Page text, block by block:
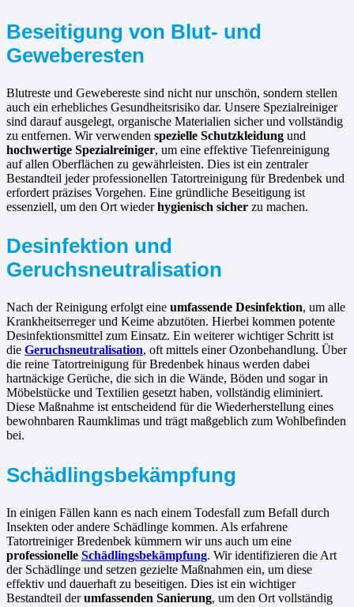
Beseitigung von Blut- und
Geweberesten
Blutreste und Gewebereste sind nicht nur unschön, sondern stellen
auch ein erhebliches Gesundheitsrisiko dar. Unsere Spezialreiniger
sind darauf ausgelegt, organische Materialien sicher und vollständig
zu entfernen. Wir verwenden spezielle Schutzkleidung und
hochwertige Spezialreiniger, um eine effektive Tiefenreinigung
auf allen Oberflächen zu gewährleisten. Dies ist ein zentraler
Bestandteil jeder professionellen Tatortreinigung für Bredenbek und
erfordert präzises Vorgehen. Eine gründliche Beseitigung ist
essenziell, um den Ort wiederhygienisch sicher zu machen.
Desinfektion und
Geruchsneutralisation
Nach der Reinigung erfolgt eine umfassende Desinfektion, um alle
Krankheitserreger und Keime abzutöten. Hierbei kommen potente
Desinfektionsmittel zum Einsatz. Ein weiterer wichtiger Schritt ist
die Geruchsneutralisation, oft mittels einer Ozonbehandlung. Über
die reine Tatortreinigung für Bredenbek hinaus werden dabei
hartnäckige Gerüche, die sich in die Wände, Böden und sogar in
Möbelstücke und Textilien gesetzt haben, vollständig eliminiert.
Diese Maßnahme ist entscheidend für die Wiederherstellung eines
bewohnbaren Raumklimas und trägt maßgeblich zum Wohlbefinden
bei.
Schädlingsbekämpfung
In einigen Fällen kann es nach einem Todesfall zum Befall durch
Insekten oder andere Schädlinge kommen. Als erfahrene
Tatortreiniger Bredenbek kümmern wir uns auch um eine
professionelle Schädlingsbekämpfung. Wir identifizieren die Art
der Schädlinge und setzen gezielte Maßnahmen ein, um diese
effektiv und dauerhaft zu beseitigen. Dies ist ein wichtiger
Bestandteil derumfassenden Sanierung, um den Ort vollständig